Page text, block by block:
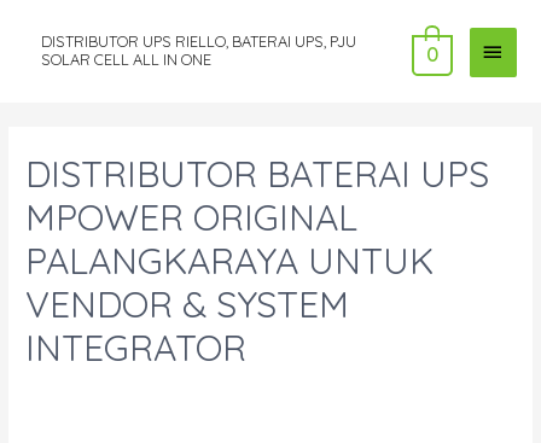
DISTRIBUTOR UPS RIELLO, BATERAI UPS, PJU
SOLAR CELL ALL IN ONE
MAIN
0
DISTRIBUTOR BATERAI UPS
MPOWER ORIGINAL
PALANGKARAYA UNTUK
VENDOR & SYSTEM
INTEGRATOR